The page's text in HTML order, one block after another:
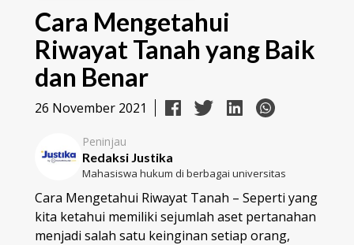
Cara Mengetahui
Riwayat Tanah yang Baik
dan Benar
26 November 2021
Peninjau
Redaksi Justika
Mahasiswa hukum di berbagai universitas
Cara Mengetahui Riwayat Tanah – Seperti yang
kita ketahui memiliki sejumlah aset pertanahan
menjadi salah satu keinginan setiap orang,